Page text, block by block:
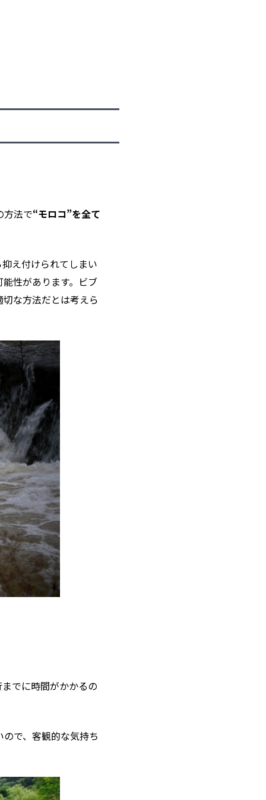
方法で“モロコ”を全て
え付けられてしまい
能性があります。ビブ
な方法だとは考えら
でに時間がかかるの
で、客観的な気持ち